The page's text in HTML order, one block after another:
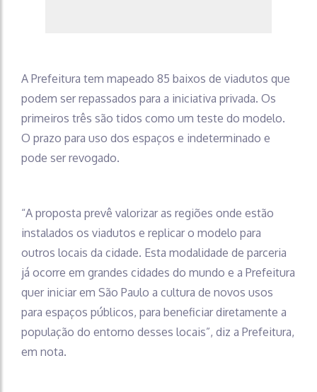
A Prefeitura tem mapeado 85 baixos de viadutos que
podem ser repassados para a iniciativa privada. Os
primeiros três são tidos como um teste do modelo.
O prazo para uso dos espaços e indeterminado e
pode ser revogado.
“A proposta prevê valorizar as regiões onde estão
instalados os viadutos e replicar o modelo para
outros locais da cidade. Esta modalidade de parceria
já ocorre em grandes cidades do mundo e a Prefeitura
quer iniciar em São Paulo a cultura de novos usos
para espaços públicos, para beneficiar diretamente a
população do entorno desses locais”, diz a Prefeitura,
em nota.